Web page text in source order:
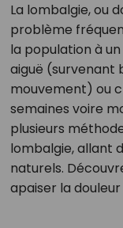
La lombalgie, ou
problème
la population à
aiguë (survenant
mouvement) ou
semaines voire
plusieurs
lombalgie, allant
naturels.
apaiser la